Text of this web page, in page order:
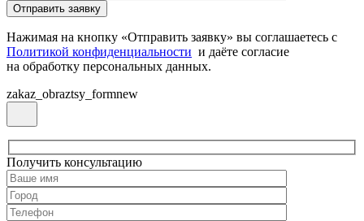
Нажимая на кнопку «Отправить заявку» вы соглашаетесь с
Политикой конфиденциальности и даёте согласие
на обработку персональных данных.
zakaz_obraztsy_formnew
Получить консультацию